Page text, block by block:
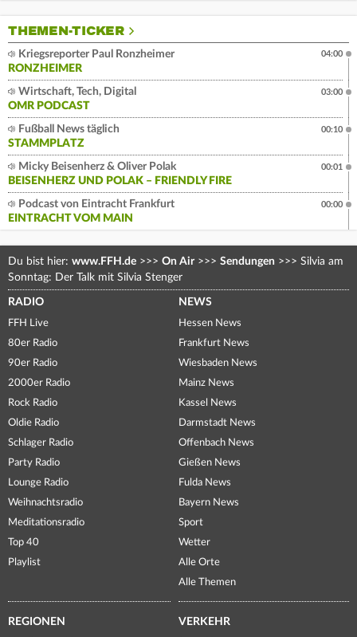
THEMEN-TICKER
Kriegsreporter Paul Ronzheimer
RONZHEIMER
04:00
Wirtschaft, Tech, Digital
OMR PODCAST
03:00
Fußball News täglich
STAMMPLATZ
00:10
Micky Beisenherz & Oliver Polak
BEISENHERZ UND POLAK – FRIENDLY FIRE
00:01
Podcast von Eintracht Frankfurt
EINTRACHT VOM MAIN
00:00
Du bist hier: www.FFH.de >>> On Air >>> Sendungen >>> Silvia am
Sonntag: Der Talk mit Silvia Stenger
RADIO
FFH Live
80er Radio
90er Radio
2000er Radio
Rock Radio
Oldie Radio
Schlager Radio
Party Radio
Lounge Radio
Weihnachtsradio
Meditationsradio
Top 40
Playlist
NEWS
Hessen News
Frankfurt News
Wiesbaden News
Mainz News
Kassel News
Darmstadt News
Offenbach News
Gießen News
Fulda News
Bayern News
Sport
Wetter
Alle Orte
Alle Themen
REGIONEN VERKEHR